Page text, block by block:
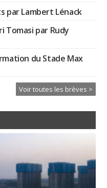
par Lambert Lénack
Tomasi par Rudy
du Stade Max
Voir toutes les brèves >